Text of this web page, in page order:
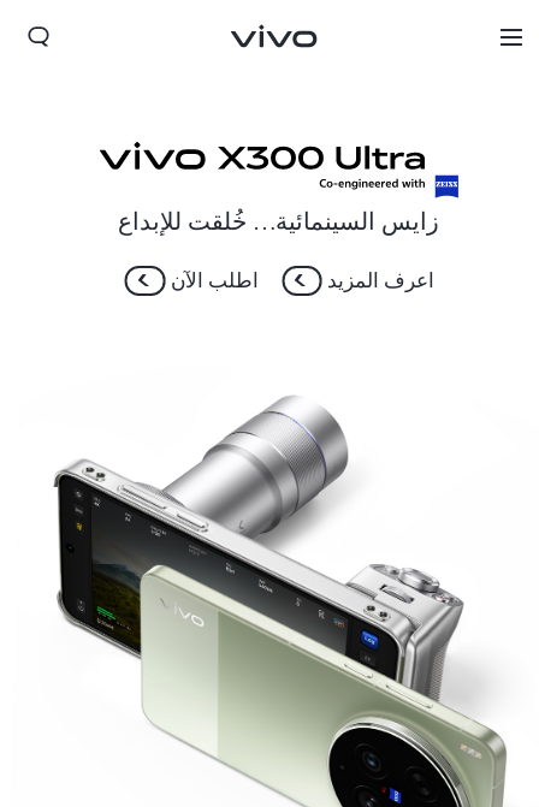
Saudi Arabia (AR) | حدد البلد/المنطقة
زايس السينمائية… خُلقت للإبداع
اعرف المزيد اطلب الآن